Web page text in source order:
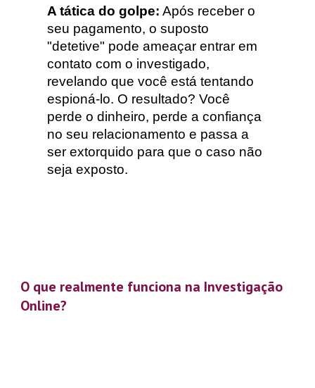
A tática do golpe: Após receber o
seu pagamento, o suposto
"detetive" pode ameaçar entrar em
contato com o investigado,
revelando que você está tentando
espioná-lo. O resultado? Você
perde o dinheiro, perde a confiança
no seu relacionamento e passa a
ser extorquido para que o caso não
seja exposto.
O que realmente funciona na Investigação
Online?